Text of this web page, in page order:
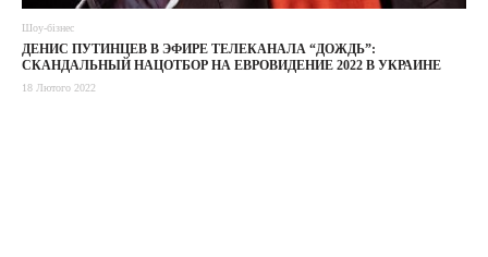
Шоу-бізнес
ДЕНИС ПУТИНЦЕВ В ЭФИРЕ ТЕЛЕКАНАЛА “ДОЖДЬ”:
СКАНДАЛЬНЫЙ НАЦОТБОР НА ЕВРОВИДЕНИЕ 2022 В УКРАИНЕ
18 Лютого 2022